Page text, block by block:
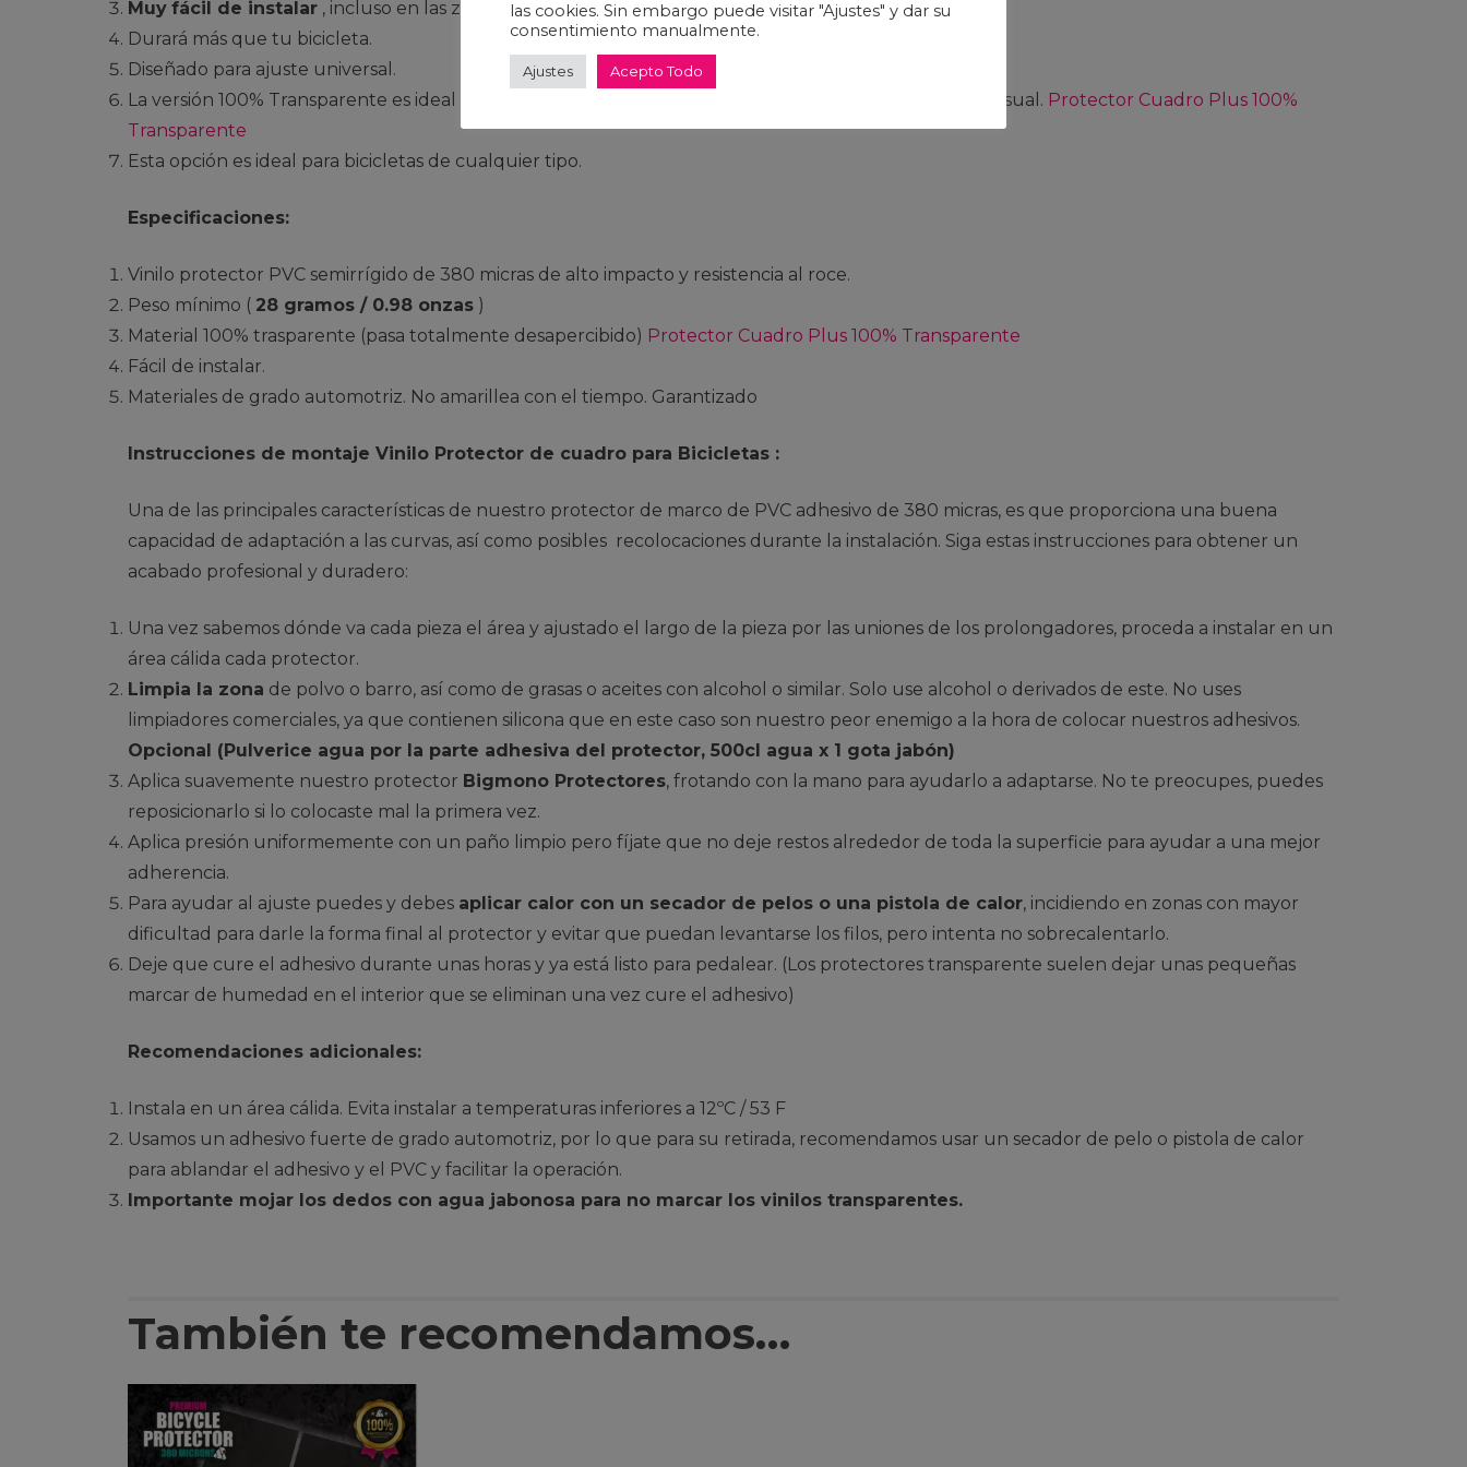
Muy fácil de instalar , incluso en las zonas más difíciles.
Durará más que tu bicicleta.
Diseñado para ajuste universal.
La versión 100% Transparente es ideal para proteger cuadros nuevos o para protección sin impacto visual. Protector Cuadro Plus 100%
Transparente
Esta opción es ideal para bicicletas de cualquier tipo.
Especificaciones:
Vinilo protector PVC semirrígido de 380 micras de alto impacto y resistencia al roce.
Peso mínimo ( 28 gramos / 0.98 onzas )
Material 100% trasparente (pasa totalmente desapercibido) Protector Cuadro Plus 100% Transparente
Fácil de instalar.
Materiales de grado automotriz. No amarillea con el tiempo. Garantizado
Instrucciones de montaje Vinilo Protector de cuadro para Bicicletas :
Una de las principales características de nuestro protector de marco de PVC adhesivo de 380 micras, es que proporciona una buena
capacidad de adaptación a las curvas, así como posibles recolocaciones durante la instalación. Siga estas instrucciones para obtener un
acabado profesional y duradero:
Una vez sabemos dónde va cada pieza el área y ajustado el largo de la pieza por las uniones de los prolongadores, proceda a instalar en un
área cálida cada protector.
Limpia la zona de polvo o barro, así como de grasas o aceites con alcohol o similar. Solo use alcohol o derivados de este. No uses
limpiadores comerciales, ya que contienen silicona que en este caso son nuestro peor enemigo a la hora de colocar nuestros adhesivos.
Opcional (Pulverice agua por la parte adhesiva del protector, 500cl agua x 1 gota jabón)
Aplica suavemente nuestro protector Bigmono Protectores, frotando con la mano para ayudarlo a adaptarse. No te preocupes, puedes
reposicionarlo si lo colocaste mal la primera vez.
Aplica presión uniformemente con un paño limpio pero fíjate que no deje restos alrededor de toda la superficie para ayudar a una mejor
adherencia.
Para ayudar al ajuste puedes y debes aplicar calor con un secador de pelos o una pistola de calor, incidiendo en zonas con mayor
dificultad para darle la forma final al protector y evitar que puedan levantarse los filos, pero intenta no sobrecalentarlo.
Deje que cure el adhesivo durante unas horas y ya está listo para pedalear. (Los protectores transparente suelen dejar unas pequeñas
marcar de humedad en el interior que se eliminan una vez cure el adhesivo)
Recomendaciones adicionales:
Instala en un área cálida. Evita instalar a temperaturas inferiores a 12ºC / 53 F
Usamos un adhesivo fuerte de grado automotriz, por lo que para su retirada, recomendamos usar un secador de pelo o pistola de calor
para ablandar el adhesivo y el PVC y facilitar la operación.
Importante mojar los dedos con agua jabonosa para no marcar los vinilos transparentes.
También te recomendamos…
las cookies. Sin embargo puede visitar "Ajustes" y dar su
consentimiento manualmente.
Ajustes Acepto Todo